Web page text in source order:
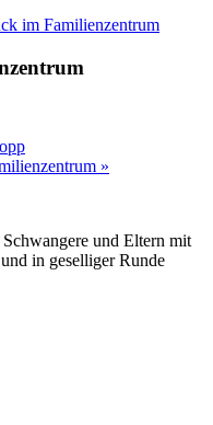
im Familienzentrum
»
und Eltern mit
in geselliger Runde